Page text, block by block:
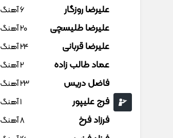
علیرضا روزگار 6 آهنگ
علیرضا طلیسچی 20 آهنگ
علیرضا قربانی 24 آهنگ
عماد طالب زاده 2 آهنگ
فاضل دریس 23 آهنگ
فرج علیپور 1 آهنگ
فرزاد فرخ 8 آهنگ